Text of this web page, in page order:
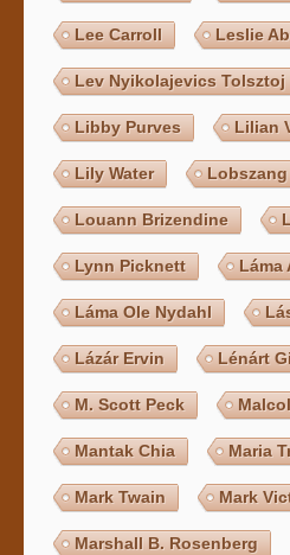
Lee Carroll Leslie
Lev Nyikolajevics Tolsztoj
Libby Purves Lilian
Lily Water Lobszang
Louann Brizendine
Lynn Picknett Láma
Láma Ole Nydahl
Lázár Ervin Lénárt
M. Scott Peck
Mantak Chia Maria
Mark Twain Mark
Marshall B. Rosenberg